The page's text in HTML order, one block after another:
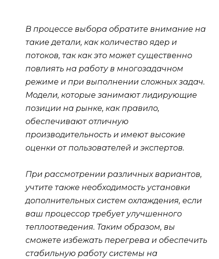
В процессе выбора обратите внимание на
такие детали, как количество ядер и
потоков, так как это может существенно
повлиять на работу в многозадачном
режиме и при выполнении сложных задач.
Модели, которые занимают лидирующие
позиции на рынке, как правило,
обеспечивают отличную
производительность и имеют высокие
оценки от пользователей и экспертов.
При рассмотрении различных вариантов,
учтите также необходимость установки
дополнительных систем охлаждения, если
ваш процессор требует улучшенного
теплоотведения. Таким образом, вы
сможете избежать перегрева и обеспечить
стабильную работу системы на